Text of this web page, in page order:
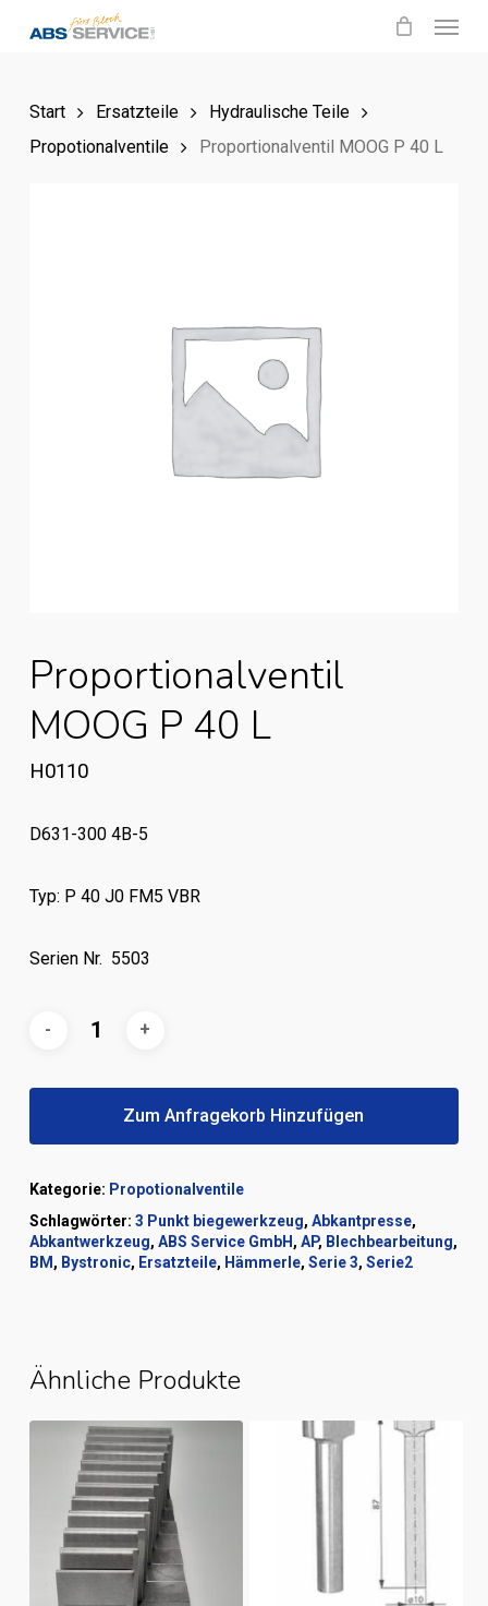
content
Start Ersatzteile
Hydraulische Teile
Propotionalventile
Proportionalventil MOOG P 40 L
Proportionalventil
MOOG P 40 L
H0110
D631-300 4B-5
Typ: P 40 J0 FM5 VBR
Serien Nr. 5503
Zum Anfragekorb Hinzufügen
Kategorie: Propotionalventile
Schlagwörter: 3 Punkt biegewerkzeug, Abkantpresse,
Abkantwerkzeug, ABS Service GmbH , AP, Blechbearbeitung,
BM , Bystronic, Ersatzteile, Hämmerle, Serie 3, Serie2
Ähnliche Produkte